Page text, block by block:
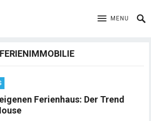
MENU
FERIENIMMOBILIE
Ferienhaus: Der Trend